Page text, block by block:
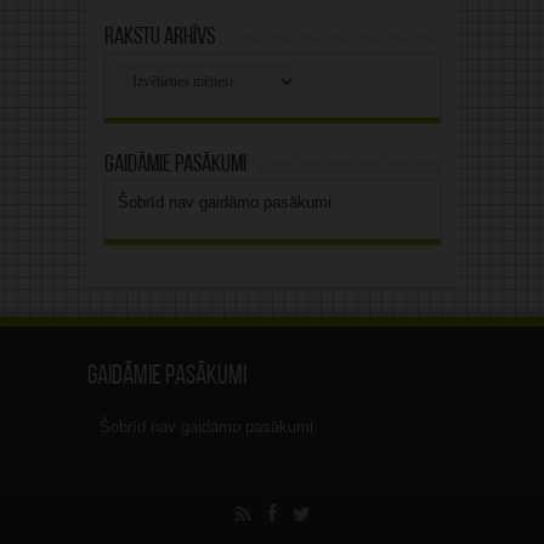
Rakstu arhīvs
Gaidāmie pasākumi
Šobrīd nav gaidāmo pasākumi.
Gaidāmie pasākumi
Šobrīd nav gaidāmo pasākumi.